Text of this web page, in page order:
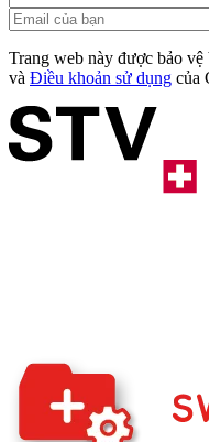
Trang web này được bảo
và Điều khoản sử dụng của